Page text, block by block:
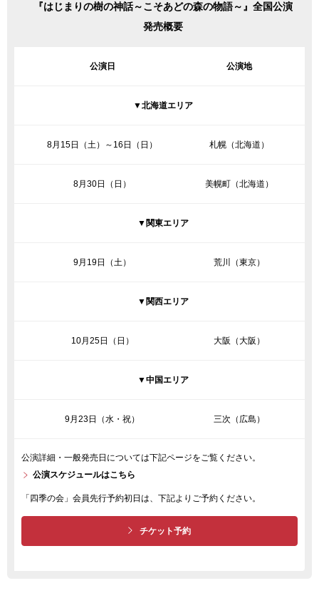
『はじまりの樹の神話～こそあどの森の物語～』全国公演
発売概要
公演日 公演地
▼北海道エリア
8月15日（土）～16日（日） 札幌（北海道）
8月30日（日） 美幌町（北海道）
▼関東エリア
9月19日（土） 荒川（東京）
▼関西エリア
10月25日（日） 大阪（大阪）
▼中国エリア
9月23日（水・祝） 三次（広島）
公演詳細・一般発売日については下記ページをご覧ください。
公演スケジュールはこちら
「四季の会」会員先行予約初日は、下記よりご予約ください。
チケット予約